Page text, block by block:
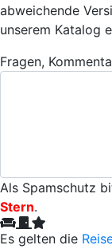
abweichende
unserem Katalog
Fragen,
Als Spamschutz
Stern.
Es gelten die